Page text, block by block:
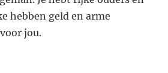
hebben geld en arme
jou.